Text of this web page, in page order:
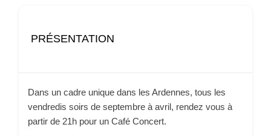
PRÉSENTATION
Dans un cadre unique dans les Ardennes, tous les
vendredis soirs de septembre à avril, rendez vous à
partir de 21h pour un Café Concert.